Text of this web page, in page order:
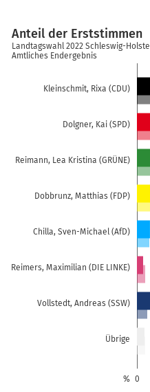
Kleinschmit, Rixa (CDU)
Dolgner, Kai (SPD)
Reimann, Lea Kristina (GRÜNE)
Dobbrunz, Matthias (FDP)
Chilla, Sven-Michael (AfD)
Reimers, Maximilian (DIE LINKE)
Vollstedt, Andreas (SSW)
Übrige
0
%
Anteil der Erststimmen
Landtagswahl 2022 Schleswig-
Amtliches Endergebnis